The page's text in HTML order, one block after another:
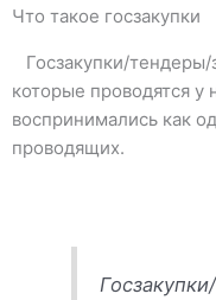
Что такое госзакупки
Госзакупки/
которые проводятся
воспринимались как
проводящих.